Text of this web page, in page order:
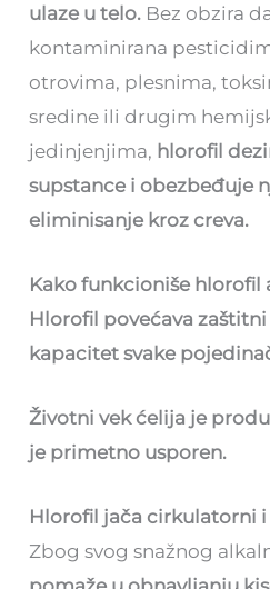
ulaze u telo. Bez obzira
kontaminirana
otrovima, plesnima,
sredine ili drugim
jedinjenjima, hlorofil
supstance i obezbeđuje
eliminisanje kroz creva.
Kako funkcioniše hlorofil
Hlorofil povećava
kapacitet svake
Životni vek ćelija je
je primetno usporen.
Hlorofil jača cirkulatorni
Zbog svog snažnog